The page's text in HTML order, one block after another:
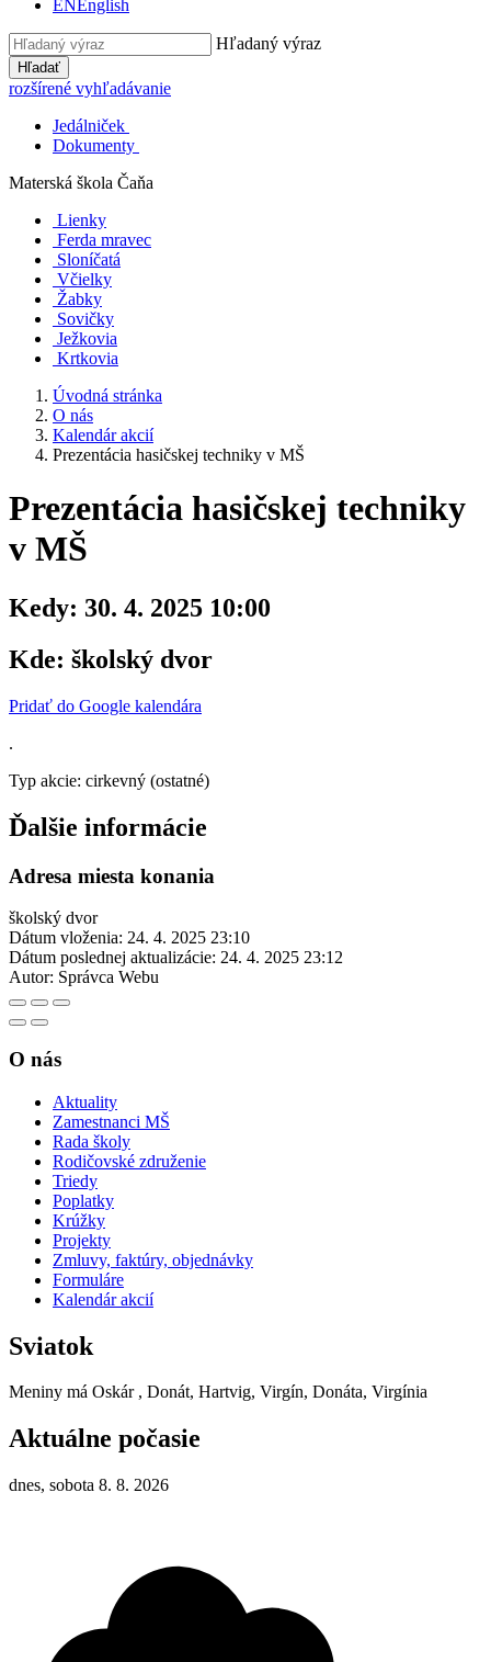
ENEnglish
Hľadaný výraz
Hľadať
rozšírené vyhľadávanie
Jedálniček
Dokumenty
Materská škola Čaňa
Lienky
Ferda mravec
Sloníčatá
Včielky
Žabky
Sovičky
Ježkovia
Krtkovia
Úvodná stránka
O nás
Kalendár akcií
Prezentácia hasičskej techniky v MŠ
Prezentácia hasičskej techniky
v MŠ
Kedy: 30. 4. 2025 10:00
Kde: školský dvor
Pridať do Google kalendára
.
Typ akcie: cirkevný (ostatné)
Ďalšie informácie
Adresa miesta konania
školský dvor
Dátum vloženia: 24. 4. 2025 23:10
Dátum poslednej aktualizácie: 24. 4. 2025 23:12
Autor: Správca Webu
O nás
Aktuality
Zamestnanci MŠ
Rada školy
Rodičovské združenie
Triedy
Poplatky
Krúžky
Projekty
Zmluvy, faktúry, objednávky
Formuláre
Kalendár akcií
Sviatok
Meniny má Oskár , Donát, Hartvig, Virgín, Donáta, Virgínia
Aktuálne počasie
dnes, sobota 8. 8. 2026